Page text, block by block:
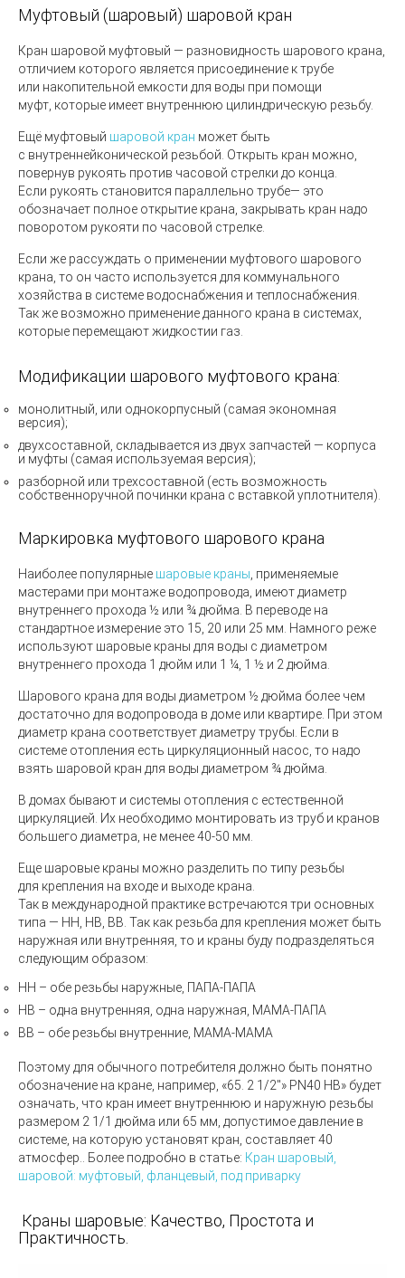
Муфтовый (шаровый) шаровой кран
Кран шаровой муфтовый — разновидность шарового крана,
отличием которого является присоединение к трубе
или накопительной емкости для воды при помощи
муфт, которые имеет внутреннюю цилиндрическую резьбу.
Ещё муфтовый шаровой кран может быть
с внутреннейконической резьбой. Открыть кран можно,
повернув рукоять против часовой стрелки до конца.
Если рукоять становится параллельно трубе— это
обозначает полное открытие крана, закрывать кран надо
поворотом рукояти по часовой стрелке.
Если же рассуждать о применении муфтового шарового
крана, то он часто используется для коммунального
хозяйства в системе водоснабжения и теплоснабжения.
Так же возможно применение данного крана в системах,
которые перемещают жидкостии газ.
Модификации шарового муфтового крана:
монолитный, или однокорпусный (самая экономная
версия);
двухсоставной, складывается из двух запчастей — корпуса
и муфты (самая используемая версия);
разборной или трехсоставной (есть возможность
собственноручной починки крана с вставкой уплотнителя).
Маркировка муфтового шарового крана
Наиболее популярные шаровые краны , применяемые
мастерами при монтаже водопровода, имеют диаметр
внутреннего прохода ½ или ¾ дюйма. В переводе на
стандартное измерение это 15, 20 или 25 мм. Намного реже
используют шаровые краны для воды с диаметром
внутреннего прохода 1 дюйм или 1 ¼, 1 ½ и 2 дюйма.
Шарового крана для воды диаметром ½ дюйма более чем
достаточно для водопровода в доме или квартире. При этом
диаметр крана соответствует диаметру трубы. Если в
системе отопления есть циркуляционный насос, то надо
взять шаровой кран для воды диаметром ¾ дюйма.
В домах бывают и системы отопления с естественной
циркуляцией. Их необходимо монтировать из труб и кранов
большего диаметра, не менее 40-50 мм.
Еще шаровые краны можно разделить по типу резьбы
для крепления на входе и выходе крана.
Так в международной практике встречаются три основных
типа — НН, НВ, ВВ. Так как резьба для крепления может быть
наружная или внутренняя, то и краны буду подразделяться
следующим образом:
НН – обе резьбы наружные, ПАПА-ПАПА
НВ – одна внутренняя, одна наружная, МАМА-ПАПА
ВВ – обе резьбы внутренние, МАМА-МАМА
Поэтому для обычного потребителя должно быть понятно
обозначение на кране, например, «65. 2 1/2"» PN40 НВ» будет
означать, что кран имеет внутреннюю и наружную резьбы
размером 2 1/1 дюйма или 65 мм, допустимое давление в
системе, на которую установят кран, составляет 40
атмосфер.
. Более подробно в статье: Кран шаровый,
шаровой: муфтовый, фланцевый, под приварку
Краны шаровые: Качество, Простота и
Практичность.